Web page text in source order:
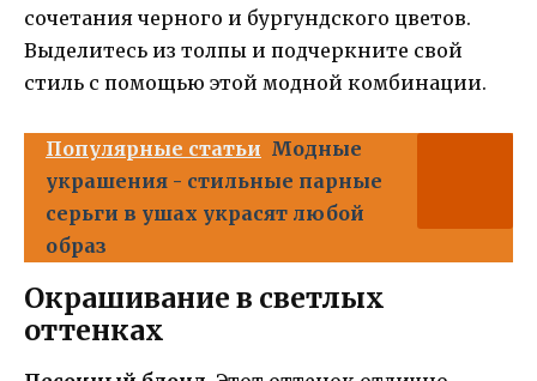
сочетания черного и бургундского цветов.
Выделитесь из толпы и подчеркните свой
стиль с помощью этой модной комбинации.
Популярные статьи Модные
украшения - стильные парные
серьги в ушах украсят любой
образ
Окрашивание в светлых
оттенках